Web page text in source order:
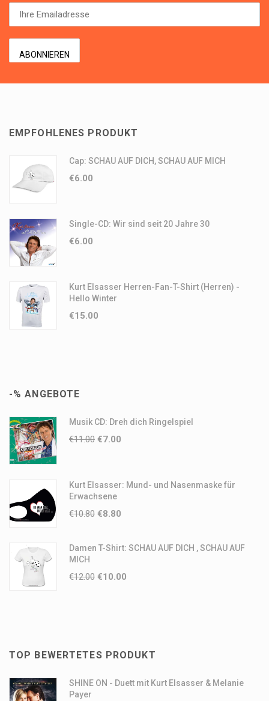
EMPFOHLENES PRODUKT
Cap: SCHAU AUF DICH, SCHAU AUF MICH
€6.00
Single-CD: Wir sind seit 20 Jahre 30
€6.00
Kurt Elsasser Herren-Fan-T-Shirt (Herren) -
Hello Winter
€15.00
-% ANGEBOTE
Musik CD: Dreh dich Ringelspiel
€11.00 €7.00
Kurt Elsasser: Mund- und Nasenmaske für
Erwachsene
€10.80 €8.80
Damen T-Shirt: SCHAU AUF DICH , SCHAU AUF
MICH
€12.00 €10.00
TOP BEWERTETES PRODUKT
SHINE ON - Duett mit Kurt Elsasser & Melanie
Payer